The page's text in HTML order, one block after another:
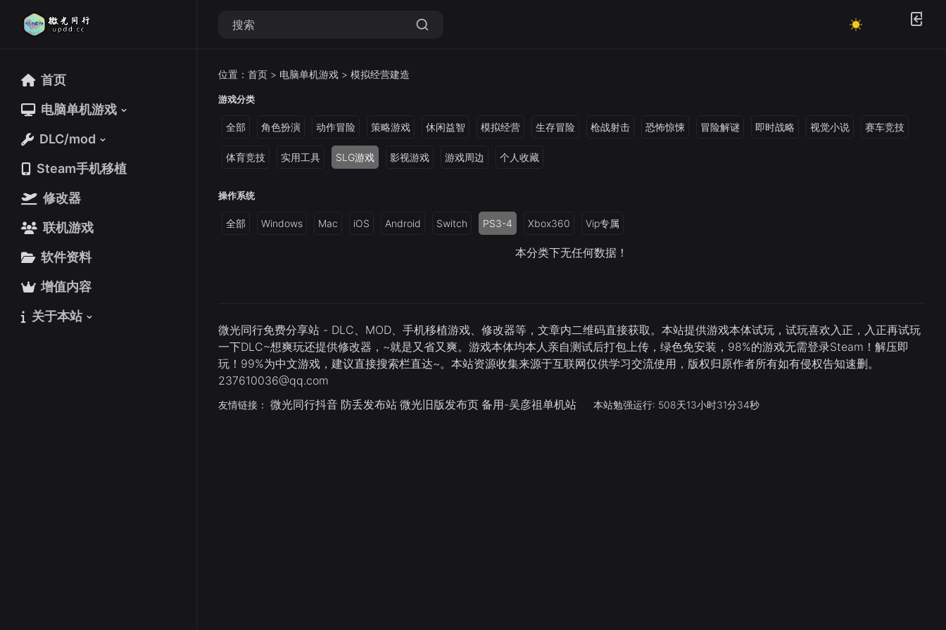
首页
电脑单机游戏
DLC/mod
Steam手机移植
修改器
联机游戏
软件资料
增值内容
关于本站
首页
电脑单机游戏
DLC/mod
Steam手机移植
修改器
联机游戏
软件资料
增值内容
关于本站
位置： 首页 > 电脑单机游戏 > 模拟经营建造
游戏分类
全部 角色扮演 动作冒险 策略游戏 休闲益智 模拟经营 生存冒险 枪战射击 恐怖惊悚 冒险解谜 即时战略 视觉小说 赛车竞技
体育竞技 实用工具 SLG游戏 影视游戏 游戏周边 个人收藏
操作系统
全部 Windows Mac iOS Android Switch PS3-4 Xbox360 Vip专属
本分类下无任何数据！
微光同行免费分享站 - DLC、MOD、手机移植游戏、修改器等，文章内二维码直接获取。本站提供游戏本体试玩，试玩喜欢入正，入正再试玩
一下DLC~想爽玩还提供修改器，~就是又省又爽。游戏本体均本人亲自测试后打包上传，绿色免安装，98%的游戏无需登录Steam！解压即
玩！99%为中文游戏，建议直接搜索栏直达~。本站资源收集来源于互联网仅供学习交流使用，版权归原作者所有如有侵权告知速删。
237610036@qq.com
友情链接： 微光同行抖音 防丢发布站 微光旧版发布页 备用-吴彦祖单机站 本站勉强运行: 508天13小时31分34秒